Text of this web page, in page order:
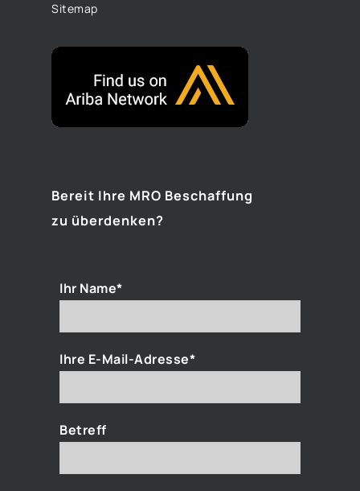
Sitemap
Bereit Ihre MRO Beschaffung
zu überdenken?
Ihr Name*
Ihre E-Mail-Adresse*
Betreff